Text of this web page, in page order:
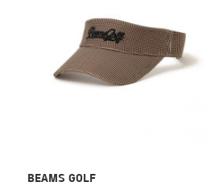
BEAMS GOLF